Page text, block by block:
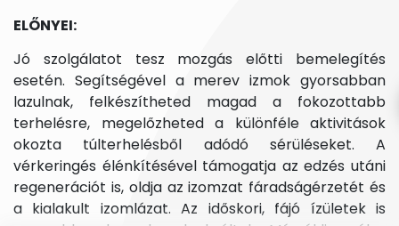
ELŐNYEI:
Jó szolgálatot tesz mozgás előtti bemelegítés
esetén. Segítségével a merev izmok gyorsabban
lazulnak, felkészítheted magad a fokozottabb
terhelésre, megelőzheted a különféle aktivitások
okozta túlterhelésből adódó sérüléseket. A
vérkeringés élénkítésével támogatja az edzés utáni
regenerációt is, oldja az izomzat fáradságérzetét és
a kialakult izomlázat. Az időskori, fájó ízületek is